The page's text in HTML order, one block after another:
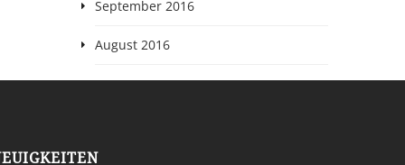
September 2016
August 2016